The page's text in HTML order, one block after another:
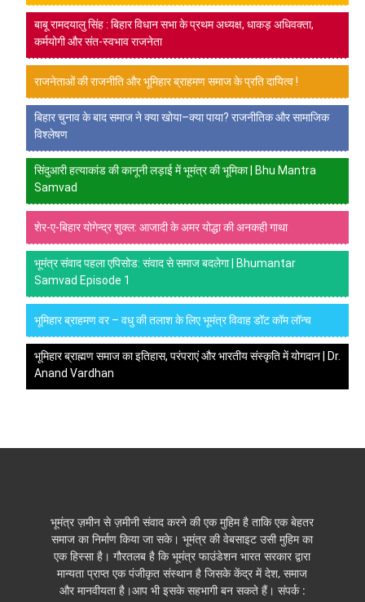
बाबू रामदयालु सिंह : बिहार विधान सभा के प्रथम अध्यक्ष, धाकड़ अधिवक्ता,
कर्मयोगी और संत-स्वभाव राजनेता
राजनेताओं की राजनीति और भूमिहार ब्राहमण समाज के प्रति दायित्व !
बिहार चुनाव के बाद समाज ने क्या खोया–क्या पाया? राजनीतिक और सामाजिक
विश्लेषण
सिंदुआरी हत्याकांड की कानूनी लड़ाई में भूमंत्र की भूमिका | Bhu Mantra
Samvad
शेर-ए-बिहार योगेन्द्र शुक्ल: आजादी के अमर योद्धा की अनकही गाथा
भूमंत्र संवाद पहला एपिसोड: संवाद से समाज बदलेगा | Bhumantar
Samvad Episode 1
भूमिहार ब्राहमण वर – वधु की तलाश के लिए भूमंत्र विवाह डॉट कॉम लॉन्च
भूमिहार ब्राह्मण समाज का इतिहास, परंपराएं और भारतीय संस्कृति में योगदान | Dr.
Anand Vardhan
भूमंत्र ज़मीन से ज़मीनी संवाद करने की एक मुहिम है ताकि एक बेहतर
समाज का निर्माण किया जा सके। भूमंत्र की वेबसाइट उसी मुहिम का
एक हिस्सा है। गौरतलब है कि भूमंत्र फाउंडेशन भारत सरकार द्वारा
मान्यता प्राप्त एक पंजीकृत संस्थान है जिसके केंद्र में देश, समाज
और मानवीयता है।आप भी इसके सहभागी बन सकते हैं। संपर्क :